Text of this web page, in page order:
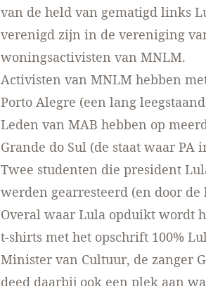
van de held van gematigd links
verenigd zijn in de vereniging
woningsactivisten van MNLM.
Activisten van MNLM hebben
Porto Alegre (een lang
Leden van MAB hebben op
Grande do Sul (de staat waar PA
Twee studenten die president
werden gearresteerd (en door
Overal waar Lula opduikt wordt
t-shirts met het opschrift 100%
Minister van Cultuur, de zanger
deed daarbij ook een plek aan